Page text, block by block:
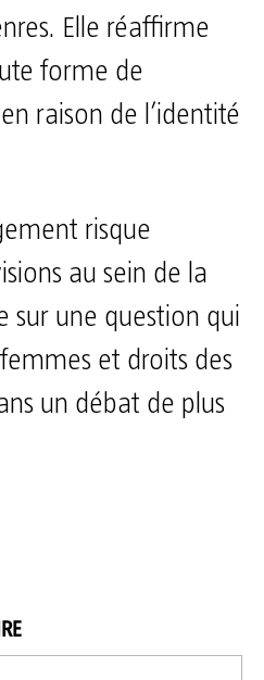
Elle réaffirme
forme de
raison de l’identité
risque
au sein de la
sur une question qui
et droits des
un débat de plus